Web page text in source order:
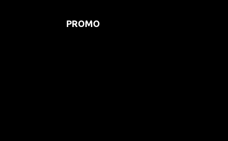
PROMO